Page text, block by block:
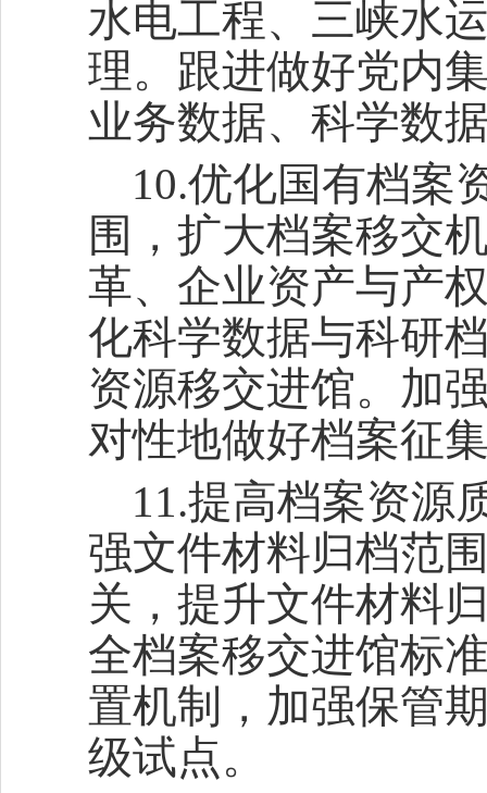
水电工程、三峡水
理。跟进做好党内
业务数据、科学数
10.优化国有档案
围，扩大档案移交
革、企业资产与产
化科学数据与科研
资源移交进馆。加
对性地做好档案征
11.提高档案资源
强文件材料归档范
关，提升文件材料
全档案移交进馆标
置机制，加强保管
级试点。